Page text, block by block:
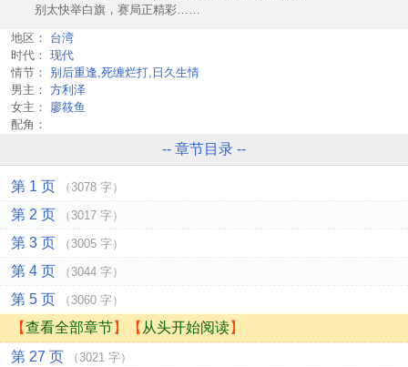
别太快举白旗，赛局正精彩……
地区：
台湾
时代： 现代
情节： 别后重逢,死缠烂打,日久生情
男主： 方利泽
女主：
廖筱鱼
配角：
-- 章节目录 --
第 1 页 （3078 字）
第 2 页 （3017 字）
第 3 页 （3005 字）
第 4 页 （3044 字）
第 5 页 （3060 字）
【查看全部章节】【 从头开始阅读】
第 27 页
（3021 字）